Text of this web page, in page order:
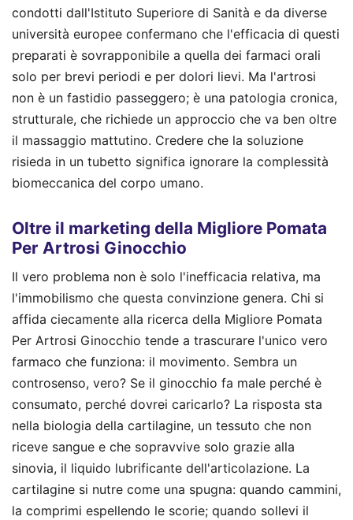
condotti dall'Istituto Superiore di Sanità e da diverse
università europee confermano che l'efficacia di questi
preparati è sovrapponibile a quella dei farmaci orali
solo per brevi periodi e per dolori lievi. Ma l'artrosi
non è un fastidio passeggero; è una patologia cronica,
strutturale, che richiede un approccio che va ben oltre
il massaggio mattutino. Credere che la soluzione
risieda in un tubetto significa ignorare la complessità
biomeccanica del corpo umano.
Oltre il marketing della Migliore Pomata
Per Artrosi Ginocchio
Il vero problema non è solo l'inefficacia relativa, ma
l'immobilismo che questa convinzione genera. Chi si
affida ciecamente alla ricerca della Migliore Pomata
Per Artrosi Ginocchio tende a trascurare l'unico vero
farmaco che funziona: il movimento. Sembra un
controsenso, vero? Se il ginocchio fa male perché è
consumato, perché dovrei caricarlo? La risposta sta
nella biologia della cartilagine, un tessuto che non
riceve sangue e che sopravvive solo grazie alla
sinovia, il liquido lubrificante dell'articolazione. La
cartilagine si nutre come una spugna: quando cammini,
la comprimi espellendo le scorie; quando sollevi il